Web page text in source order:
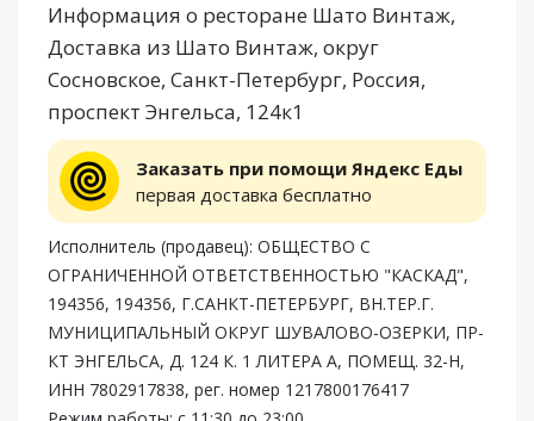
Информация о ресторане Шато Винтаж,
Доставка из Шато Винтаж, округ
Сосновское, Санкт-Петербург, Россия,
проспект Энгельса, 124к1
Заказать при помощи Яндекс Еды
первая доставка бесплатно
Исполнитель (продавец): ОБЩЕСТВО С
ОГРАНИЧЕННОЙ ОТВЕТСТВЕННОСТЬЮ "КАСКАД",
194356, 194356, Г.САНКТ-ПЕТЕРБУРГ, ВН.ТЕР.Г.
МУНИЦИПАЛЬНЫЙ ОКРУГ ШУВАЛОВО-ОЗЕРКИ, ПР-
КТ ЭНГЕЛЬСА, Д. 124 К. 1 ЛИТЕРА А, ПОМЕЩ. 32-Н,
ИНН 7802917838, рег. номер 1217800176417